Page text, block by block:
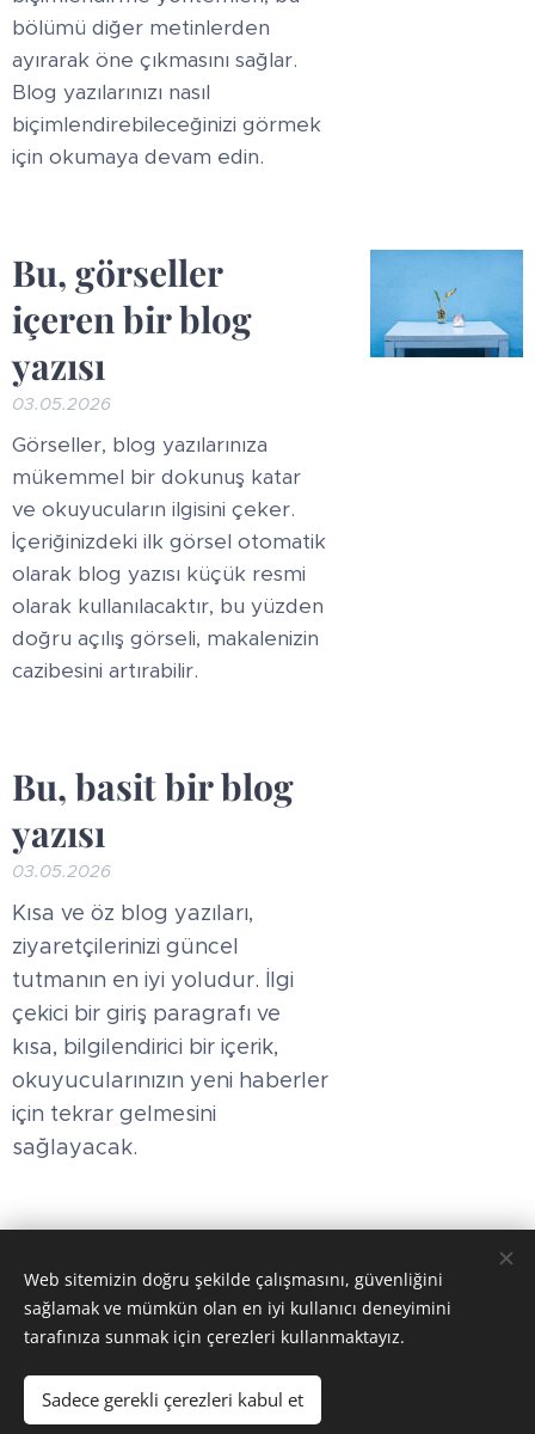
bölümü diğer metinlerden
ayırarak öne çıkmasını sağlar.
Blog yazılarınızı nasıl
biçimlendirebileceğinizi görmek
için okumaya devam edin.
Bu, görseller
içeren bir blog
yazısı
03.05.2026
Görseller, blog yazılarınıza
mükemmel bir dokunuş katar
ve okuyucuların ilgisini çeker.
İçeriğinizdeki ilk görsel otomatik
olarak blog yazısı küçük resmi
olarak kullanılacaktır, bu yüzden
doğru açılış görseli, makalenizin
cazibesini artırabilir.
Bu, basit bir blog
yazısı
03.05.2026
Kısa ve öz blog yazıları,
ziyaretçilerinizi güncel
tutmanın en iyi yoludur. İlgi
çekici bir giriş paragrafı ve
kısa, bilgilendirici bir içerik,
okuyucularınızın yeni haberler
için tekrar gelmesini
sağlayacak.
Hitit OSGB LTD.
2026
Çerezler
Web sitemizin doğru şekilde çalışmasını, güvenliğini
sağlamak ve mümkün olan en iyi kullanıcı deneyimini
tarafınıza sunmak için çerezleri kullanmaktayız.
Sadece gerekli çerezleri kabul et